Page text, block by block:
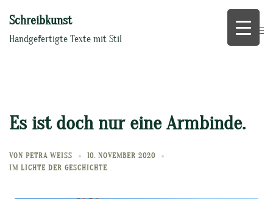
Inhalt
springen
Schreibkunst
Handgefertigte Texte mit Stil
Es ist doch nur eine Armbinde.
VON PETRA WEISS
10. NOVEMBER 2020
IM LICHTE DER GESCHICHTE